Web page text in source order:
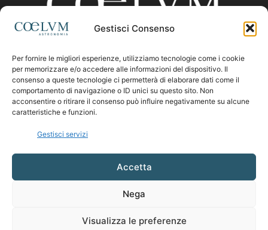
Gestisci Consenso
Per fornire le migliori esperienze, utilizziamo tecnologie come i cookie
per memorizzare e/o accedere alle informazioni del dispositivo. Il
consenso a queste tecnologie ci permetterà di elaborare dati come il
comportamento di navigazione o ID unici su questo sito. Non
acconsentire o ritirare il consenso può influire negativamente su alcune
caratteristiche e funzioni.
Gestisci servizi
Accetta
Nega
Visualizza le preferenze
CHI SIAMO
Contattaci:coelumastro@coelum.com